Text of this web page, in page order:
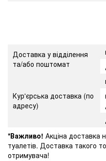
Доставка у відділення
та/або поштомат
Кур'єрська доставка (по
адресу)
*Важливо! Акціна доставка
туалетів. Доставка такого
отримувача!